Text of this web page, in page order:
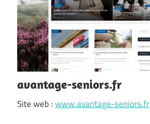
avantage-seniors.fr
Site web :www.avantage-seniors.fr